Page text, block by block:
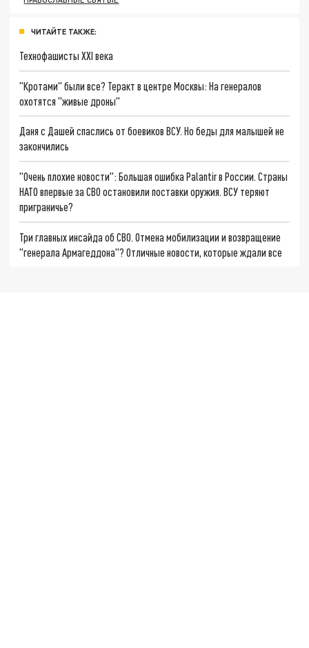
ЧИТАЙТЕ ТАКЖЕ:
Технофашисты XXI века
"Кротами" были все? Теракт в центре Москвы: На генералов
охотятся "живые дроны"
Даня с Дашей спаслись от боевиков ВСУ. Но беды для малышей не
закончились
"Очень плохие новости": Большая ошибка Palantir в России. Страны
НАТО впервые за СВО остановили поставки оружия. ВСУ теряют
приграничье?
Три главных инсайда об СВО. Отмена мобилизации и возвращение
"генерала Армагеддона"? Отличные новости, которые ждали все